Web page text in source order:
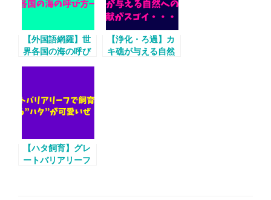
【外国語網羅】世
界各国の海の呼び
【浄化・ろ過】カ
キ礁が与える自然
【ハタ飼育】グレ
ートバリアリーフ